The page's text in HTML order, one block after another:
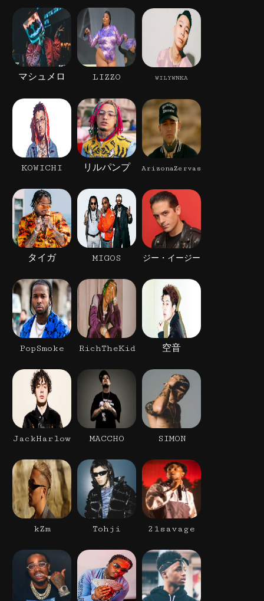
マシュメロ LIZZO WILYWNKA
KOWICHI リルパンプ ArizonaZervas
タイガ MIGOS ジー・イージー
PopSmoke RichTheKid 空音
JackHarlow MACCHO SIMON
kZm Tohji 21savage